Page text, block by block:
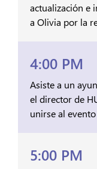
actualización e
a Olivia por la
4:00 PM
Asiste a un
el director de
unirse al
5:00 PM